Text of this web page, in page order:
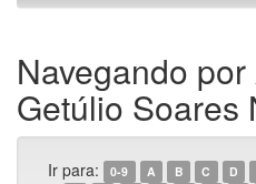
Navegando
Getúlio Soares
Ir para: 0-9 A B C D